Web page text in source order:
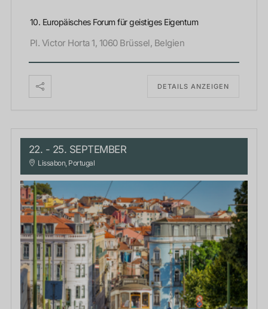
10. Europäisches Forum für geistiges Eigentum
Pl. Victor Horta 1, 1060 Brüssel, Belgien
DETAILS ANZEIGEN
22. - 25. SEPTEMBER
Lissabon, Portugal